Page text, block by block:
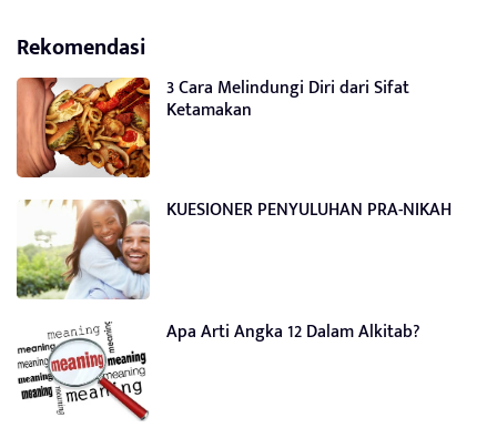
Rekomendasi
3 Cara Melindungi Diri dari Sifat
Ketamakan
KUESIONER PENYULUHAN PRA-NIKAH
Apa Arti Angka 12 Dalam Alkitab?